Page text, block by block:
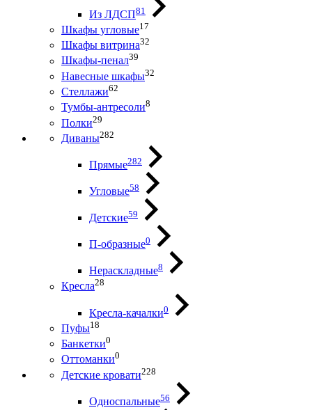
Из ЛДСП81
Шкафы угловые17
Шкафы витрина32
Шкафы-пенал39
Навесные шкафы32
Стеллажи62
Тумбы-антресоли8
Полки29
Диваны282
Прямые282
Угловые58
Детские59
П-образные0
Нераскладные8
Кресла28
Кресла-качалки0
Пуфы18
Банкетки0
Оттоманки0
Детские кровати228
Односпальные56